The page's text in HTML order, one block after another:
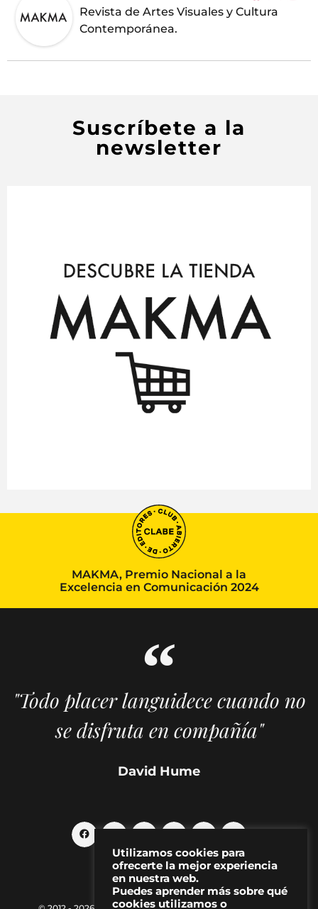
Revista de Artes Visuales y Cultura
Contemporánea.
Suscríbete a la
newsletter
MAKMA, Premio Nacional a la
Excelencia en Comunicación 2024
"Todo placer languidece cuando no
se disfruta en compañía"
David Hume
Utilizamos cookies para
ofrecerte la mejor experiencia
en nuestra web.
Puedes aprender más sobre qué
cookies utilizamos o